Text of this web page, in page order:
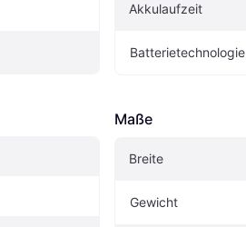
Akkulaufzeit
Batterietechnologie
Maße
Breite
Gewicht